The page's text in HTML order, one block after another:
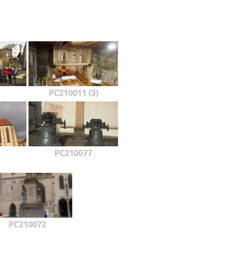
PC210011 (3)
PC210077
PC210072